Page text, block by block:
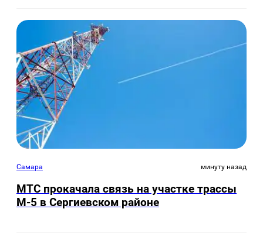
Самара минуту назад
МТС прокачала связь на участке трассы
М-5 в Сергиевском районе